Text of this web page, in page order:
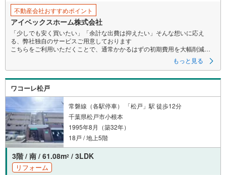
不動産会社おすすめポイント
アイベックスホーム株式会社
「少しでも安く買いたい」「余計な出費は抑えたい」そんな想いに応え
る、弊社独自のサービスご用意しております
こちらをご利用いただくことで、通常かかるはずの初期費用を大幅削減す
詳細につきましては、下記のお電話フォームよりご連絡ください。営業時
間:朝10時～19時30分 火曜・水曜日は定休日となります。
現地を見学される場合は「室内・現地を見学する（無料）」ボタンよりご
希望の日時をご記入いただけますとスムーズにご案内が可能です。
まずは『いくらお得になるか』だけでも、お気軽にお問い合わせくださ
い！
当日のご案内もご相談を！ご内見は現地お待ち合わせ・現地解散も可能で
す
住宅ローン等のご相談もお気軽にお申し付け下さい！
もっと見る
ワコーレ松戸
常磐線（各駅停車） 「松戸」駅 徒歩12分
千葉県松戸市小根本
1995年8月（築32年）
18戸 / 地上5階
3階 / 南 / 61.08m2 / 3LDK
リフォーム